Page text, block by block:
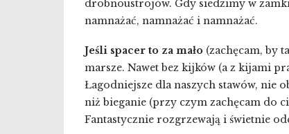
drobnoustrojów. Gdy siedzimy w
namnażać, namnażać i namnażać.
Jeśli spacer to za mało (zachęcam, by
marsze. Nawet bez kijków (a z kijami
Łagodniejsze dla naszych stawów, nie
niż bieganie (przy czym zachęcam do
Fantastycznie rozgrzewają i świetnie